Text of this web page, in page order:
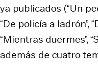
ya publicados (“Un
“De policía a ladrón”,
“Mientras duermes”,
además de cuatro